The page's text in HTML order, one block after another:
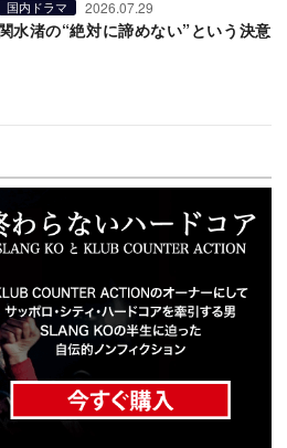
国内ドラマ 2026.07.29
水渚の“絶対に諦めない”という決意